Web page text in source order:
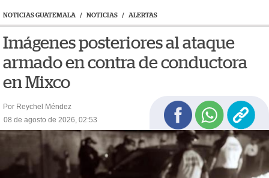
NOTICIAS GUATEMALA / NOTICIAS / ALERTAS
Imágenes posteriores al ataque
armado en contra de conductora
en Mixco
Por Reychel Méndez
08 de agosto de 2026, 02:53